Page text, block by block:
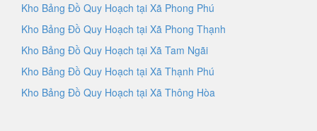
Kho Bảng Đồ Quy Hoạch tại Xã Phong Phú
Kho Bảng Đồ Quy Hoạch tại Xã Phong Thạnh
Kho Bảng Đồ Quy Hoạch tại Xã Tam Ngãi
Kho Bảng Đồ Quy Hoạch tại Xã Thạnh Phú
Kho Bảng Đồ Quy Hoạch tại Xã Thông Hòa